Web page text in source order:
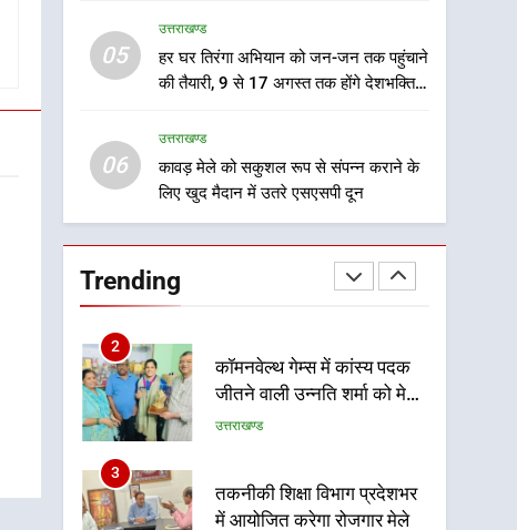
05
उत्तराखण्ड
हर घर तिरंगा अभियान को जन-जन तक पहुंचाने
की तैयारी, 9 से 17 अगस्त तक होंगे देशभक्ति
06
उत्तराखण्ड
कावड़ मेले को सकुशल रूप से संपन्न कराने के
लिए खुद मैदान में उतरे एसएसपी दून
Trending
उत्तराखण्ड
ट्रॉफी का मंच, न्याय पंचायत से
राज्य स्तर तक होगा प्रतिभा का
प्रदर्शन
उत्तराखण्ड
1
विशेष स्वच्छता अभियान में डीएम
एवं सचिव विधिक सेवा प्राधिकरण
ने किया प्रतिभाग, 100 से
2
कॉमनवेल्थ गेम्स में कांस्य पदक
जीतने वाली उन्नति शर्मा को मेयर
सौरभ थपलियाल ने किया
उत्तराखण्ड
3
तकनीकी शिक्षा विभाग प्रदेशभर
में आयोजित करेगा रोजगार मेले